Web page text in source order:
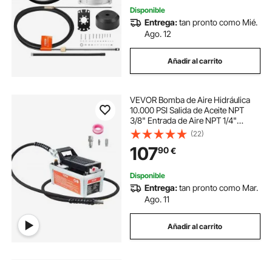
Disponible
Entrega:tan pronto como Mié.
Ago. 12
Añadir al carrito
VEVOR Bomba de Aire Hidráulica
10.000 PSI Salida de Aceite NPT
3/8" Entrada de Aire NPT 1/4"
Bomba Hidráulica de Pedal de Aire
Tubo de Aceite de 2 m Bomba
Hidráulica de Aire Accionada por
Pie Gris
(22)
10790€
Disponible
Entrega:tan pronto como Mar.
Ago. 11
Añadir al carrito